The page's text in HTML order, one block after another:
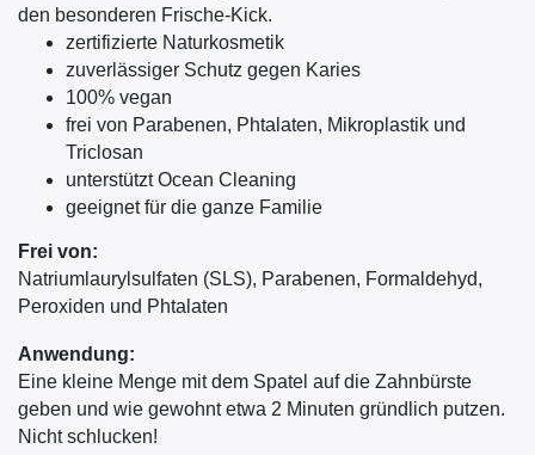
den besonderen Frische-Kick.
zertifizierte Naturkosmetik
zuverlässiger Schutz gegen Karies
100% vegan
frei von Parabenen, Phtalaten, Mikroplastik und
Triclosan
unterstützt Ocean Cleaning
geeignet für die ganze Familie
Frei von:
Natriumlaurylsulfaten (SLS), Parabenen, Formaldehyd,
Peroxiden und Phtalaten
Anwendung:
Eine kleine Menge mit dem Spatel auf die Zahnbürste
geben und wie gewohnt etwa 2 Minuten gründlich putzen.
Nicht schlucken!